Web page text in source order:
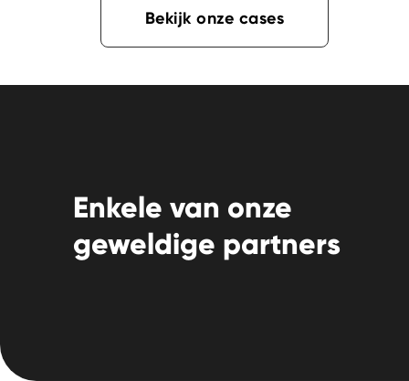
Bekijk onze cases
Enkele van onze
geweldige partners